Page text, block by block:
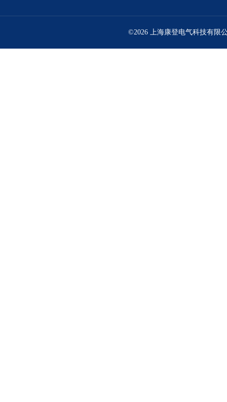
©2026 上海康登电气科技有限